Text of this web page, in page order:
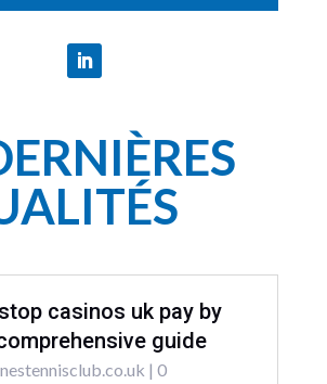
casinos uk pay by
guide
| 0